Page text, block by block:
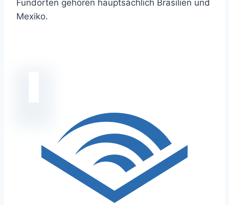
Fundorten gehören hauptsächlich Brasilien und
Mexiko.